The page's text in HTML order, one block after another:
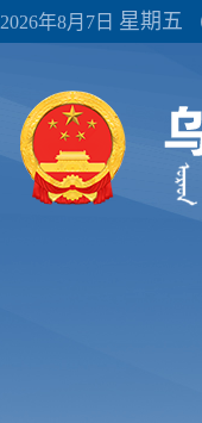
2026年8月7日 星期五